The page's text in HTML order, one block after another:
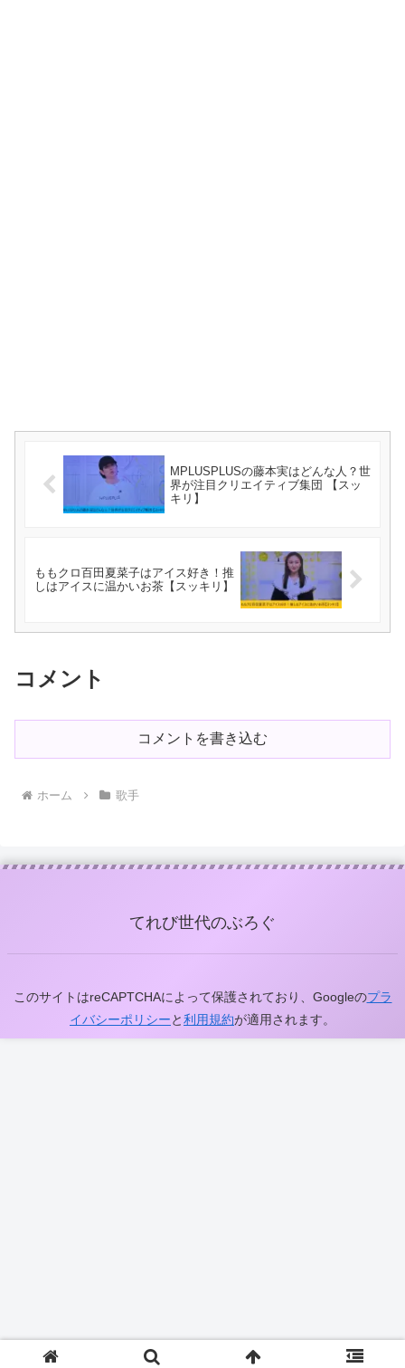
MPLUSPLUSの藤本実はどんな人？世
界が注目クリエイティブ集団 【スッ
キリ】
ももクロ百田夏菜子はアイス好き！推
しはアイスに温かいお茶【スッキリ】
コメント
コメントを書き込む
ホーム 歌手
てれび世代のぶろぐ
このサイトはreCAPTCHAによって保護されており、Googleのプラ
イバシーポリシーと利用規約が適用されます。